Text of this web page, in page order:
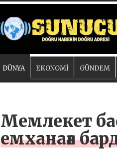
DÜNYA EKONOMİ GÜNDEM
Мемлекет
емханаға